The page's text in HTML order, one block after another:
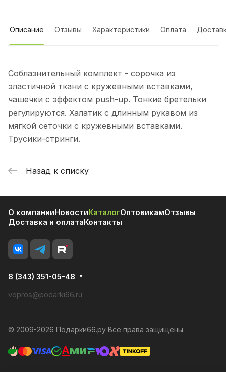
Описание Отзывы Характеристики Оплата
Соблазнительный комплект - сорочка из
эластичной ткани с кружевными вставками,
чашечки с эффектом push-up. Тонкие бретельки
регулируются. Халатик с длинным рукавом из
мягкой сеточки с кружевными вставками.
Трусики-стринги.
Назад к списку
О компанииНовостиКаталогОптовикамОтзывы
Доставка и оплатаКонтакты
8 (343) 351-05-48
vopros@podarki66.ru
© 2009-2026 Подарки66.ру Все права защищены.